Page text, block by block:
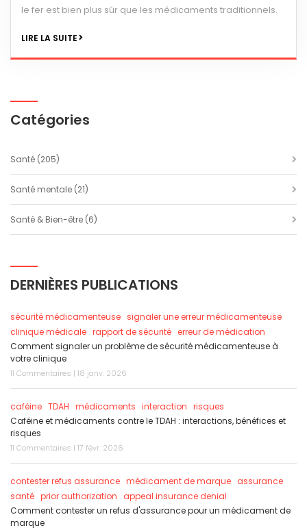
le fer est bien plus sûr que les médicaments traditionnels.
LIRE LA SUITE
Catégories
Santé (205)
Santé mentale (21)
Santé & Bien-être (6)
DERNIÈRES PUBLICATIONS
sécurité médicamenteuse signaler une erreur médicamenteuse
clinique médicale rapport de sécurité erreur de médication
Comment signaler un problème de sécurité médicamenteuse à
votre clinique
11 Commentaires | 18 janv. 2026
caféine TDAH médicaments interaction risques
Caféine et médicaments contre le TDAH : interactions, bénéfices et
risques
11 Commentaires | 17 févr. 2026
contester refus assurance médicament de marque assurance
santé prior authorization
appeal insurance denial
Comment contester un refus d'assurance pour un médicament de
marque